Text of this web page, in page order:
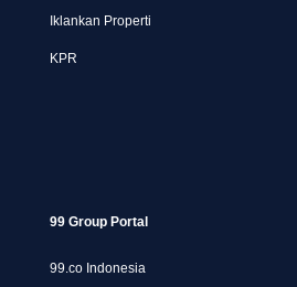
Iklankan Properti
KPR
99 Group Portal
99.co Indonesia